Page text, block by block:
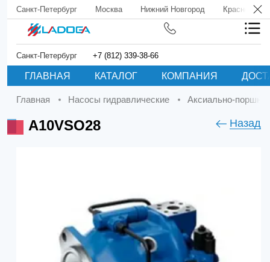
Санкт-Петербург Москва Нижний Новгород Краснодар
Санкт-Петербург +7 (812) 339-38-66
ГЛАВНАЯ КАТАЛОГ КОМПАНИЯ
Главная Насосы гидравлические Аксиально-
A10VSO28 Назад